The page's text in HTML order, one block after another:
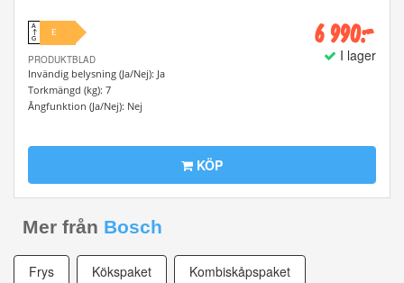
A
↑
G
E
PRODUKTBLAD
Invändig belysning (Ja/Nej): Ja
Torkmängd (kg): 7
Ångfunktion (Ja/Nej): Nej
6 990:-
I lager
KÖP
Mer från Bosch
Frys Kökspaket Kombiskåpspaket